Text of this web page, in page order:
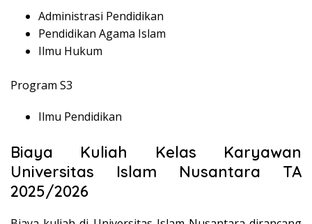
Administrasi Pendidikan
Pendidikan Agama Islam
Ilmu Hukum
Program S3
Ilmu Pendidikan
Biaya Kuliah Kelas Karyawan
Universitas Islam Nusantara TA
2025/2026